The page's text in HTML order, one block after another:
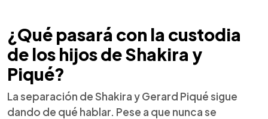
¿Qué pasará con la custodia
de los hijos de Shakira y
Piqué?
La separación de Shakira y Gerard Piqué sigue
dando de qué hablar. Pese a que nunca se